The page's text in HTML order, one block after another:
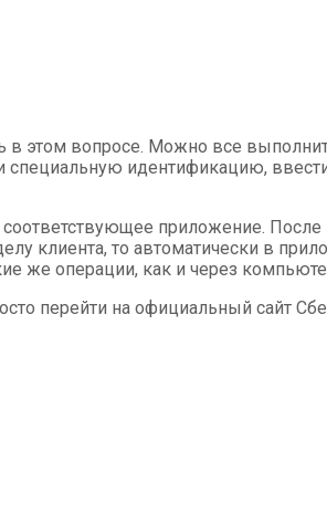
в этом вопросе. Можно все
специальную идентификацию,
приложение. После
клиента, то автоматически в
же операции, как и через
перейти на официальный сайт